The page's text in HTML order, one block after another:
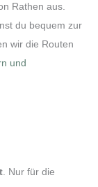
Rathen aus.
du bequem zur
wir die Routen
und
. Nur für die